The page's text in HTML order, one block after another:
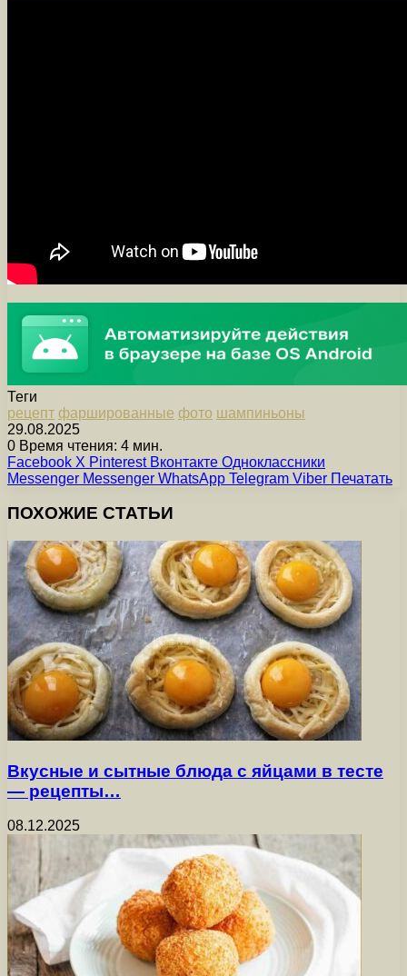
Теги
рецепт фаршированные фото шампиньоны
29.08.2025
0 Время чтения: 4 мин.
Facebook X Pinterest Вконтакте Одноклассники
Messenger Messenger WhatsApp Telegram Viber Печатать
ПОХОЖИЕ СТАТЬИ
Вкусные и сытные блюда с яйцами в тесте
— рецепты…
08.12.2025